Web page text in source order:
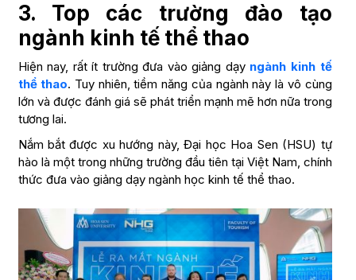
3. Top các trường đào tạo
ngành kinh tế thể thao
Hiện nay, rất ít trường đưa vào giảng dạy ngành kinh tế
thể thao. Tuy nhiên, tiềm năng của ngành này là vô cùng
lớn và được đánh giá sẽ phát triển mạnh mẽ hơn nữa trong
tương lai.
Nắm bắt được xu hướng này, Đại học Hoa Sen (HSU) tự
hào là một trong những trường đầu tiên tại Việt Nam, chính
thức đưa vào giảng dạy ngành học kinh tế thể thao.